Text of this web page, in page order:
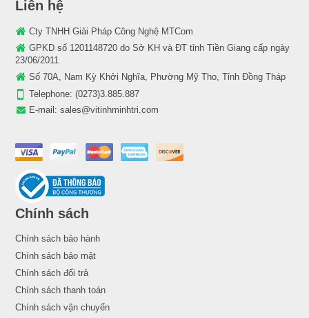
Liên hệ
Cty TNHH Giải Pháp Công Nghệ MTCom
GPKD số 1201148720 do Sở KH và ĐT tỉnh Tiền Giang cấp ngày
23/06/2011
Số 70A, Nam Kỳ Khởi Nghĩa, Phường Mỹ Tho, Tỉnh Đồng Tháp
Telephone: (0273)3.885.887
E-mail: sales@vitinhminhtri.com
Chính sách
Chính sách bảo hành
Chính sách bảo mật
Chính sách đổi trả
Chính sách thanh toán
Chính sách vận chuyển